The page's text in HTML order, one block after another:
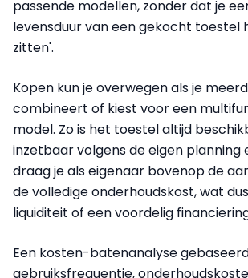
passende modellen, zonder dat je
levensduur van een gekocht toestel
zitten'.
Kopen kun je overwegen als je
combineert of kiest voor een
model. Zo is het toestel altijd
inzetbaar volgens de eigen planning
draag je als eigenaar bovenop de
de volledige onderhoudskost, wat
liquiditeit of een voordelig
Een kosten-batenanalyse
gebruiksfrequentie,